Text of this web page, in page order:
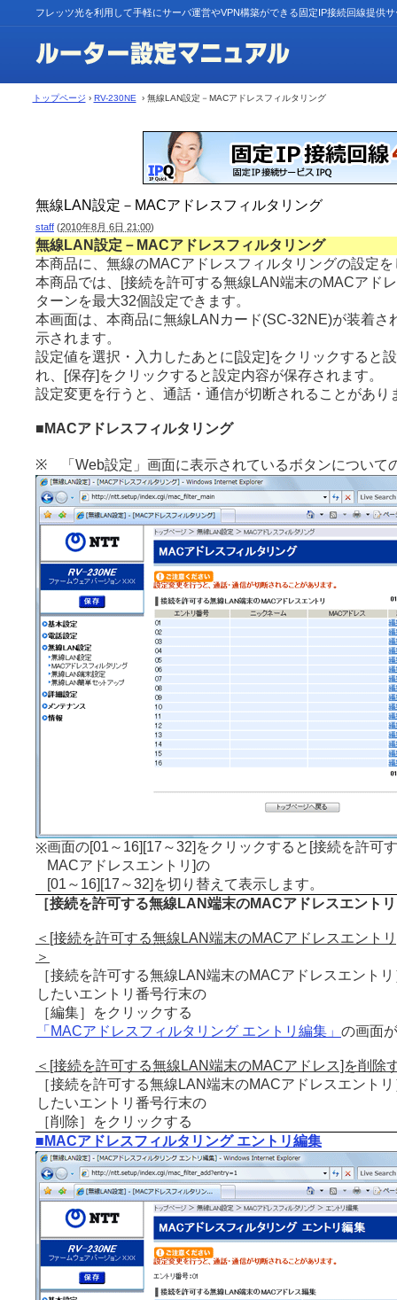
フレッツ光を利用して手軽にサーバ運営やVPN構築ができる固定IP接続回線提供
トップページ › RV-230NE › 無線LAN設定－MACアドレスフィルタリング
無線LAN設定－MACアドレスフィルタリング
staff (2010年8月 6日 21:00)
無線LAN設定－MACアドレスフィルタリング
本商品に、無線のMACアドレスフィルタリングの設定を
本商品では、[接続を許可する無線LAN端末のMACアド
ターンを最大32個設定できます。
本画面は、本商品に無線LANカード(SC-32NE)が装着さ
示されます。
設定値を選択・入力したあとに[設定]をクリックすると
れ、[保存]をクリックすると設定内容が保存されます。
設定変更を行うと、通話・通信が切断されることがあり
■MACアドレスフィルタリング
※ 「Web設定」画面に表示されているボタンについて
※画面の[01～16][17～32]をクリックすると[接続を許可
MACアドレスエントリ]の
[01～16][17～32]を切り替えて表示します。
［接続を許可する無線LAN端末のMACアドレスエント
＜[接続を許可する無線LAN端末のMACアドレスエント
＞
［接続を許可する無線LAN端末のMACアドレスエント
したいエントリ番号行末の
［編集］をクリックする
「MACアドレスフィルタリング エントリ編集」 の画面
＜[接続を許可する無線LAN端末のMACアドレス]を削除
［接続を許可する無線LAN端末のMACアドレスエント
したいエントリ番号行末の
［削除］をクリックする
■MACアドレスフィルタリング エントリ編集